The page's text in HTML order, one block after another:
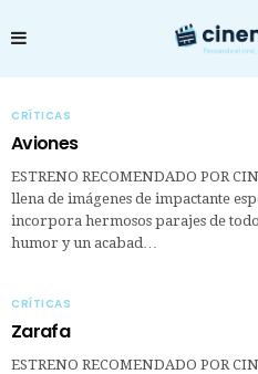
CRÍTICAS
Aviones
ESTRENO RECOMENDADO POR
llena de imágenes de impactante
incorpora hermosos parajes de
humor y un acabad…
CRÍTICAS
Zarafa
ESTRENO RECOMENDADO POR